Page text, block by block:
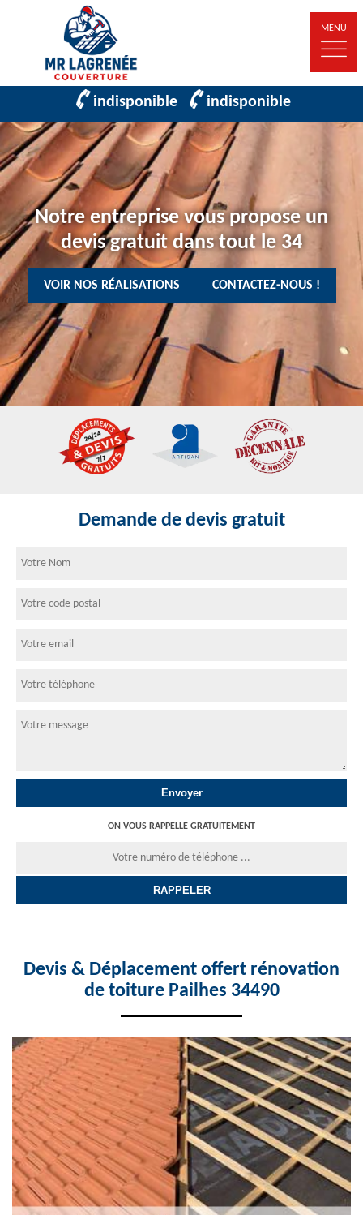
MENU
indisponible indisponible
Notre entreprise vous propose un
devis gratuit dans tout le 34
VOIR NOS RÉALISATIONS CONTACTEZ-NOUS !
Demande de devis gratuit
ON VOUS RAPPELLE GRATUITEMENT
Devis & Déplacement offert rénovation
de toiture Pailhes 34490